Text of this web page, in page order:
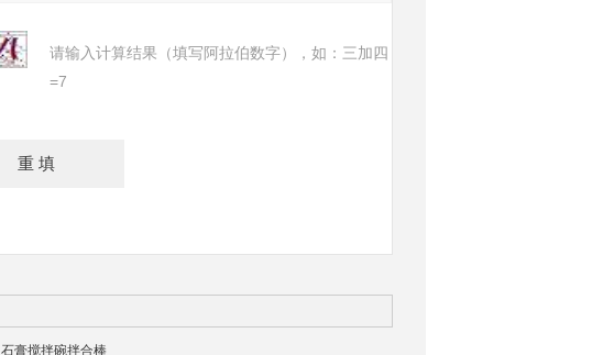
请输入计算结果（填写阿拉伯数字），如：三加四
=7
石膏搅拌碗拌合棒